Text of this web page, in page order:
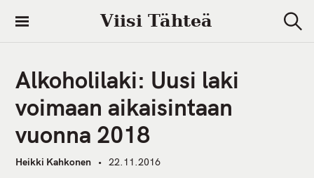
i
Viisi Tähteä
e
Alkoholilaki: Uusi laki
voimaan aikaisintaan
vuonna 2018
Heikki Kahkonen 22.11.2016